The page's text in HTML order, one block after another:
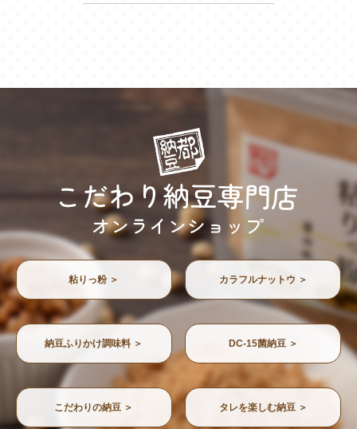
粘りっ粉 ＞ カラフルナットウ ＞
納豆ふりかけ調味料 ＞ DC-15菌納豆 ＞
こだわりの納豆 ＞ タレを楽しむ納豆 ＞